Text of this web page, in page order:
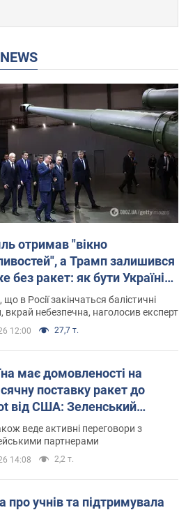
NEWS
отримав "вікно
а Трамп залишився
без ракет: як бути Україні?
з Мельником
в Росії закінчаться балістичні
вкрай небезпечна, наголосив експерт
12:00 27,7 т.
має домовленості на
поставку ракет до
від США: Зеленський
подробиці
веде активні переговори з
партнерами
14:08 2,2 т.
про учнів та підтримувала